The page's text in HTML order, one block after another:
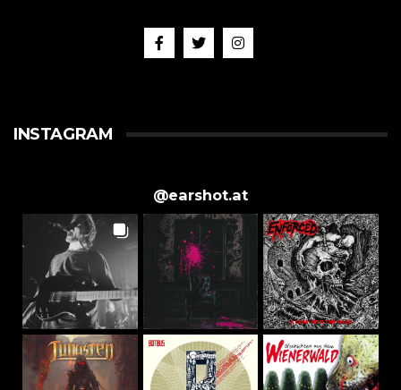
INSTAGRAM
@earshot.at